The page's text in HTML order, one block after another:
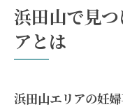
浜田山で見
アとは
浜田山エリアの妊